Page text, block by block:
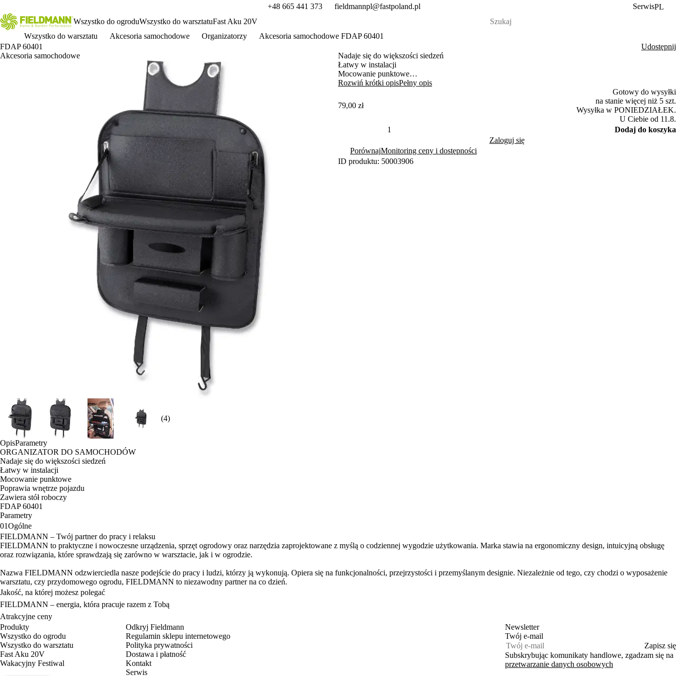
+48 665 441 373 fieldmannpl@fastpoland.pl SerwisPL
Wszystko do ogroduWszystko do warsztatuFast Aku 20V
Wszystko do warsztatu
Akcesoria samochodowe Organizatorzy
Akcesoria samochodowe FDAP 60401
FDAP 60401
Akcesoria samochodowe
(4)
Udostępnij
Nadaje się do większości siedzeń
Łatwy w instalacji
Mocowanie punktowe
Poprawia wnętrze pojazdu
Rozwiń krótki opisPełny opis
79,00 zł
Gotowy do wysyłki
na stanie więcej niż 5 szt.
Wysyłka w PONIEDZIAŁEK.
U Ciebie od 11.8.
Dodaj do koszyka
Zaloguj się
PorównajMonitoring ceny i dostępności
ID produktu: 50003906
OpisParametry
ORGANIZATOR DO SAMOCHODÓW
Nadaje się do większości siedzeń
Łatwy w instalacji
Mocowanie punktowe
Poprawia wnętrze pojazdu
Zawiera stół roboczy
FDAP 60401
Parametry
01Ogólne
FIELDMANN – Twój partner do pracy i relaksu
FIELDMANN to praktyczne i nowoczesne urządzenia, sprzęt ogrodowy oraz narzędzia zaprojektowane z myślą o codziennej wygodzie użytkowania. Marka stawia na ergonomiczny design, intuicyjną obsługę
oraz rozwiązania, które sprawdzają się zarówno w warsztacie, jak i w ogrodzie.
Nazwa FIELDMANN odzwierciedla nasze podejście do pracy i ludzi, którzy ją wykonują. Opiera się na funkcjonalności, przejrzystości i przemyślanym designie. Niezależnie od tego, czy chodzi o wyposażenie
warsztatu, czy przydomowego ogrodu, FIELDMANN to niezawodny partner na co dzień.
Jakość, na której możesz polegać
FIELDMANN – energia, która pracuje razem z Tobą
Atrakcyjne ceny
Produkty
Wszystko do ogrodu
Wszystko do warsztatu
Fast Aku 20V
Wakacyjny Festiwal
Odkryj Fieldmann
Regulamin sklepu internetowego
Polityka prywatności
Dostawa i płatność
Kontakt
Serwis
Newsletter
Twój e‑mail
Zapisz się
Subskrybując komunikaty handlowe, zgadzam się na
przetwarzanie danych osobowych